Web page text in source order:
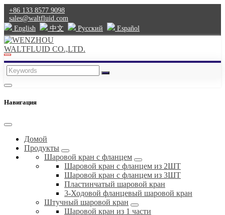
+86 133 8577 9098
sales@waltfluid.com
English
中文 Pусский Español
Навигация
Домой
Продукты
Шаровой кран с фланцем
Шаровой кран с фланцем из 2ШТ
Шаровой кран с фланцем из 3ШТ
Пластинчатый шаровой кран
3-Ходовой фланцевый шаровой кран
Штучный шаровой кран
Шаровой кран из 1 части